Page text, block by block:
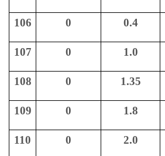
106 0 0.4
107 0 1.0
108 0 1.35
109 0 1.8
110 0 2.0